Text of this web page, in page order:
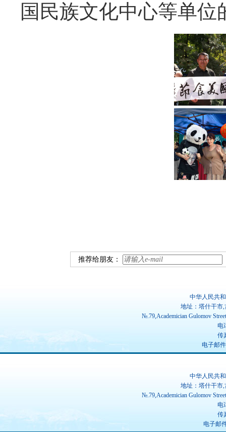
国民族文化中心等单位
推荐给朋友：
中华人民共
地址：塔什干市
№.79,Academician Gulomov
电
传
电子邮件
中华人民共
地址：塔什干市
№.79,Academician Gulomov
电
传
电子邮